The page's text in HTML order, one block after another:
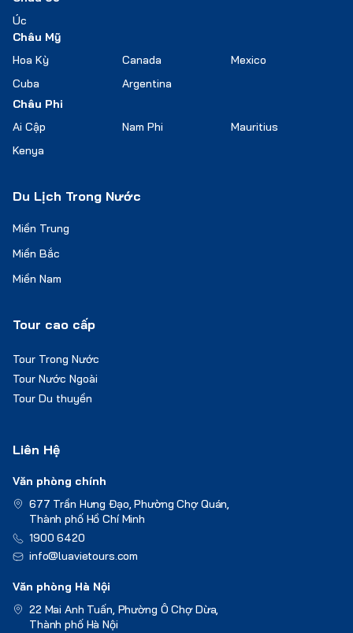
Úc
Châu Mỹ
Hoa Kỳ
Canada
Mexico
Cuba
Argentina
Châu Phi
Ai Cập
Nam Phi
Mauritius
Kenya
Du Lịch Trong Nước
Miền Trung
Miền Bắc
Miền Nam
Tour cao cấp
Tour Trong Nước
Tour Nước Ngoài
Tour Du thuyền
Liên Hệ
Văn phòng chính
677 Trần Hưng Đạo, Phường Chợ Quán,
Thành phố Hồ Chí Minh
1900 6420
info@luavietours.com
Văn phòng Hà Nội
22 Mai Anh Tuấn, Phường Ô Chợ Dừa,
Thành phố Hà Nội